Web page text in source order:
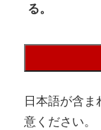
る。
日本語が含
意ください。